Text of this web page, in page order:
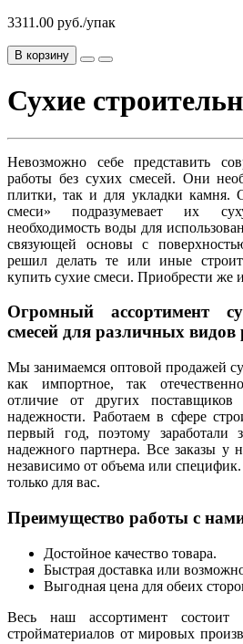
3311.00 руб./упак
В корзину
Сухие
Невозможно себе представить
работы без сухих смесей. Они
плитки, так и для укладки камня.
смеси» подразумевает их
необходимость воды для
связующей основы с
решил делать те или иные
купить сухие смеси. Приобрести же
Огромный ассортимент
смесей для различных видов
Мы занимаемся оптовой продажей
как импортное, так
отличие от других
надежности. Работаем в сфере
первый год, поэтому заработали
надежного партнера. Все заказы у
независимо от объема или
только для вас.
Преимущество работы с
Достойное качество товара.
Быстрая доставка или
Выгодная цена для обеих
Весь наш ассортимент состоит
стройматериалов от мировых